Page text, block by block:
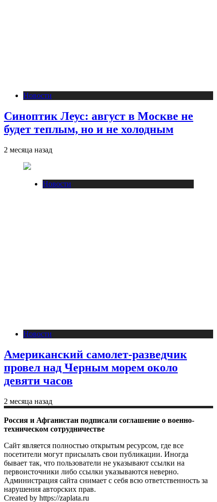
Новости
Синоптик Леус: август в Москве не
будет теплым, но и не холодным
2 месяца назад
Новости
Новости
Американский самолет-разведчик
провел над Черным морем около
девяти часов
2 месяца назад
Россия и Афганистан подписали соглашение о военно-
техническом сотрудничестве
Сайт является полностью открытым ресурсом, где все
посетители могут присылать свои публикации. Иногда
бывает так, что пользователи не указывают ссылки на
первоисточники либо ссылки указываются неверно.
Администрация сайта снимает с себя всю ответственность за
нарушения авторских прав.
Created by https://zaplata.ru